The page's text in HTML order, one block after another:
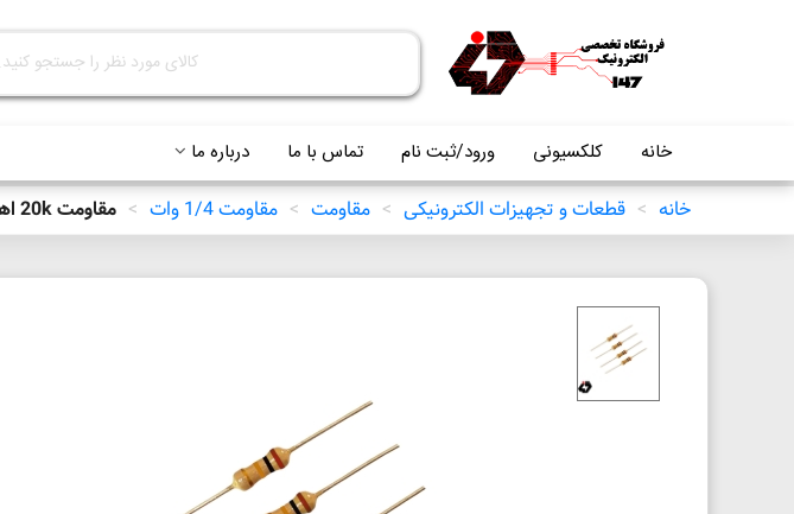
خانه کلکسیونی ورود/ثبت نام تماس با ما درباره ما
خانه > قطعات و تجهیزات الکترونیکی > مقاومت > مقاومت 1/4 وات > مقاومت 20k اهم 1/4w